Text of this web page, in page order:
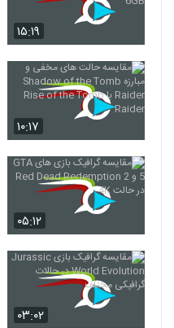
۱۵:۱۹
۱۰:۱۷
۰۵:۱۲
۰۳:۰۲